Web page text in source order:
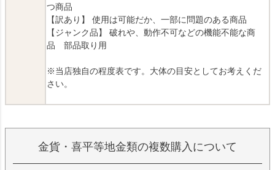
つ商品
【訳あり】 使用は可能だか、一部に問題のある商品
【ジャンク品】 破れや、動作不可などの機能不能な商
品 部品取り用
※当店独自の程度表です。大体の目安としてお考えくだ
さい。
金貨・喜平等地金類の複数購入について